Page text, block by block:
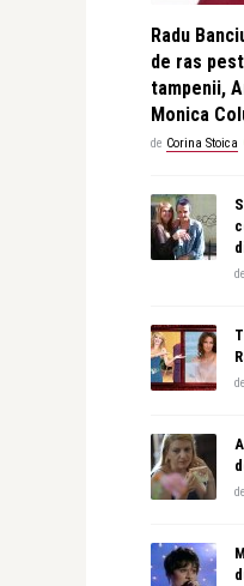
Radu
de ras
tampenii,
Monica
de Corina Stoica
de
de
de